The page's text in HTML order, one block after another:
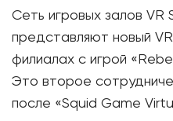
Сеть игровых залов VR
представляют новый
филиалах с игрой
Это второе
после «Squid Game